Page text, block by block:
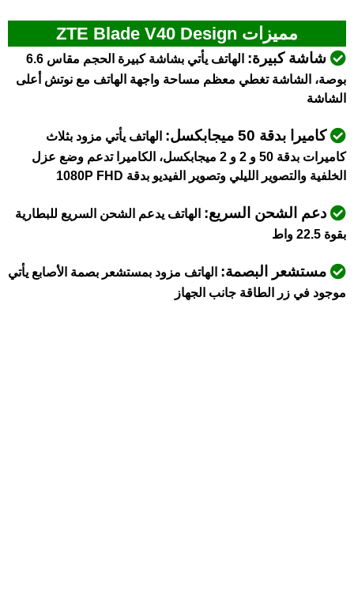
مميزات ZTE Blade V40 Design
شاشة كبيرة:
الهاتف يأتي بشاشة كبيرة الحجم مقاس 6.6
بوصة، الشاشة تغطي معظم مساحة واجهة الهاتف مع نوتش أعلى
الشاشة
كاميرا بدقة 50 ميجابكسل:
الهاتف يأتي مزود بثلاث
كاميرات بدقة 50 و 2 و 2 ميجابكسل،
الكاميرا تدعم وضع عزل
الخلفية والتصوير الليلي وتصوير الفيديو بدقة 1080P FHD
دعم الشحن السريع: الهاتف يدعم الشحن السريع للبطارية
بقوة 22.5 واط
مستشعر البصمة: الهاتف مزود بمستشعر بصمة الأصابع يأتي
موجود في زر الطاقة جانب الجهاز